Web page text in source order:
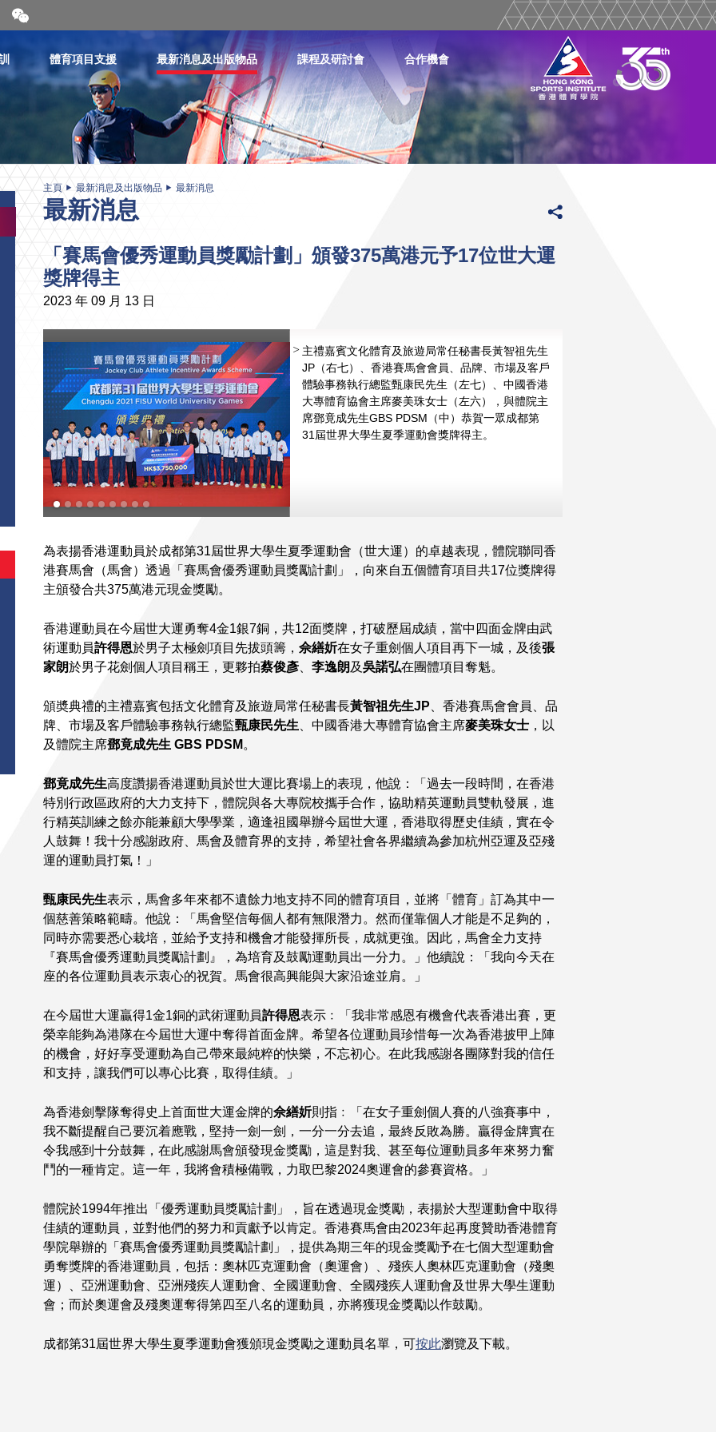
開
合
二
維
體育項目支援 最新消息及出版物品 課程及研討會 合作機會
主頁 最新消息及出版物品 最新消息
最新消息
「賽馬會優秀運動員獎勵計劃」頒發375萬港元予17位世大運
獎牌得主
2023 年 09 月 13 日
主禮嘉賓文化體育及旅遊局常任秘書長黃智祖先生
JP（右七）、香港賽馬會會員、品牌、市場及客戶
體驗事務執行總監甄康民先生（左七）、中國香港
大專體育協會主席麥美珠女士（左六），與體院主
席鄧竟成先生GBS PDSM（中）恭賀一眾成都第
31屆世界大學生夏季運動會獎牌得主。
更多
更多
為表揚香港運動員於成都第31屆世界大學生夏季運動會（世大運）的卓越表現，體院聯同香
港賽馬會（馬會）透過「賽馬會優秀運動員獎勵計劃」，向來自五個體育項目共17位獎牌得
主頒發合共375萬港元現金獎勵。
香港運動員在今屆世大運勇奪4金1銀7銅，共12面獎牌，打破歷屆成績，當中四面金牌由武
術運動員許得恩於男子太極劍項目先拔頭籌， 佘繕妡在女子重劍個人項目再下一城，及後張
家朗於男子花劍個人項目稱王，更夥拍蔡俊彥 李逸朗及吳諾弘在團體項目奪魁。
頒奬典禮的主禮嘉賓包括文化體育及旅遊局常任秘書長黃智祖先生JP 、香港賽馬會會員、品
牌、市場及客戶體驗事務執行總監甄康民先生 、中國香港大專體育協會主席麥美珠女士 ，以
及體院主席鄧竟成先生 GBS PDSM。
鄧竟成先生高度讚揚香港運動員於世大運比賽場上的表現，他說：「過去一段時間，在香港
特別行政區政府的大力支持下，體院與各大專院校攜手合作，協助精英運動員雙軌發展，進
行精英訓練之餘亦能兼顧大學學業，適逢祖國舉辦今屆世大運，香港取得歷史佳績，實在令
人鼓舞！我十分感謝政府、馬會及體育界的支持，希望社會各界繼續為參加杭州亞運及亞殘
運的運動員打氣！」
甄康民先生表示，馬會多年來都不遺餘力地支持不同的體育項目，並將「體育」訂為其中一
個慈善策略範疇。他說：「馬會堅信每個人都有無限潛力。然而僅靠個人才能是不足夠的，
同時亦需要悉心栽培，並給予支持和機會才能發揮所長，成就更強。因此，馬會全力支持
『賽馬會優秀運動員獎勵計劃』，為培育及鼓勵運動員出一分力。」他續說：「我向今天在
座的各位運動員表示衷心的祝賀。馬會很高興能與大家沿途並肩。」
在今屆世大運贏得1金1銅的武術運動員許得恩表示﹕「我非常感恩有機會代表香港出賽，更
榮幸能夠為港隊在今屆世大運中奪得首面金牌。希望各位運動員珍惜每一次為香港披甲上陣
的機會，好好享受運動為自己帶來最純粹的快樂，不忘初心。在此我感謝各團隊對我的信任
和支持，讓我們可以專心比賽，取得佳績。」
為香港劍擊隊奪得史上首面世大運金牌的佘繕妡則指﹕「在女子重劍個人賽的八強賽事中，
我不斷提醒自己要沉着應戰，堅持一劍一劍，一分一分去追，最終反敗為勝。贏得金牌實在
令我感到十分鼓舞，在此感謝馬會頒發現金獎勵，這是對我、甚至每位運動員多年來努力奮
鬥的一種肯定。這一年，我將會積極備戰，力取巴黎2024奧運會的參賽資格。」
體院於1994年推出「優秀運動員獎勵計劃」，旨在透過現金獎勵，表揚於大型運動會中取得
佳績的運動員，並對他們的努力和貢獻予以肯定。香港賽馬會由2023年起再度贊助香港體育
學院舉辦的「賽馬會優秀運動員獎勵計劃」，提供為期三年的現金獎勵予在七個大型運動會
勇奪獎牌的香港運動員，包括：奧林匹克運動會（奧運會）、殘疾人奧林匹克運動會（殘奧
運）、亞洲運動會、亞洲殘疾人運動會、全國運動會、全國殘疾人運動會及世界大學生運動
會；而於奧運會及殘奧運奪得第四至八名的運動員，亦將獲現金獎勵以作鼓勵。
成都第31屆世界大學生夏季運動會獲頒現金獎勵之運動員名單，可按此瀏覽及下載。